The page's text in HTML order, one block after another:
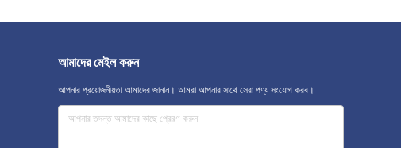
আমাদের মেইল ​​করুন
আপনার প্রয়োজনীয়তা আমাদের জানান। আমরা আপনার সাথে সেরা পণ্য সংযোগ করব।